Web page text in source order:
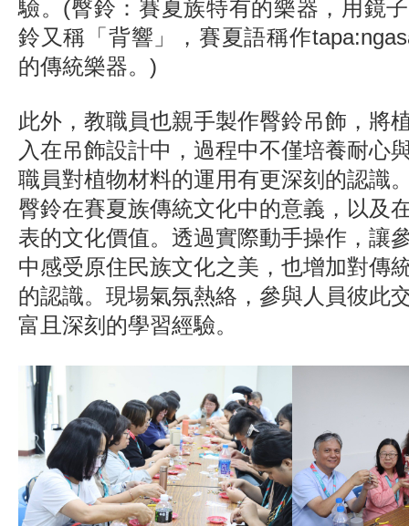
驗。(臀鈴：賽夏族特有的樂器，用鏡
鈴又稱「背響」，賽夏語稱作
的傳統樂器。)
此外，教職員也親手製作臀鈴吊飾，將
入在吊飾設計中，過程中不僅培養耐心
職員對植物材料的運用有更深刻的認識
臀鈴在賽夏族傳統文化中的意義，以及
表的文化價值。透過實際動手操作，讓
中感受原住民族文化之美，也增加對傳
的認識。現場氣氛熱絡，參與人員彼此
富且深刻的學習經驗。